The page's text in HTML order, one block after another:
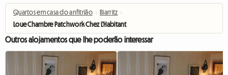
Quartos em casa do anfitrião › Biarritz ›
Loue Chambre Patchwork Chez L'Habitant
Outros alojamentos que lhe poderão interessar